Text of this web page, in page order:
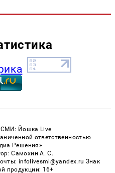
СМИ: Йошка Live
ответственностью
Решения»
Самохин А. С.
infolivesmi@yandex.ru Знак
продукции: 16+